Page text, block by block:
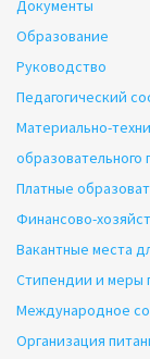
Документы
Образование
Руководство
Педагогический
Материально-
образовательного
Платные
Финансово-
Вакантные места
Стипендии и
Международное
Организация